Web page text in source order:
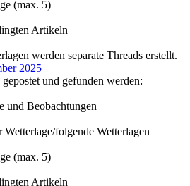
(max. 5)
Artikeln
werden separate Threads erstellt.
2025
und gefunden werden:
und Beobachtungen
Wetterlage/folgende Wetterlagen
(max. 5)
Artikeln